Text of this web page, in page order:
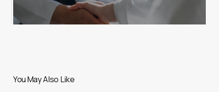
You May Also Like